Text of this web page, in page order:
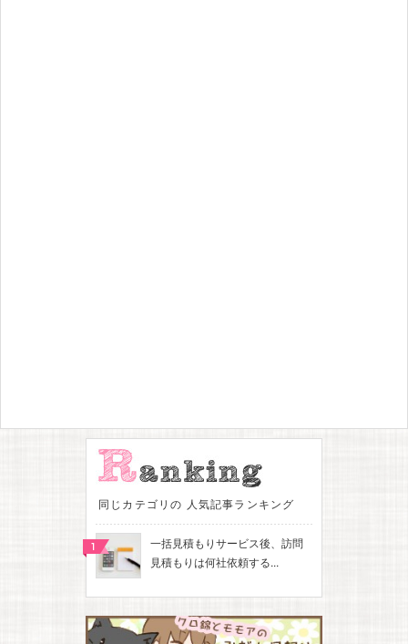
同じカテゴリの 人気記事ランキング
一括見積もりサービス後、訪問
見積もりは何社依頼する...